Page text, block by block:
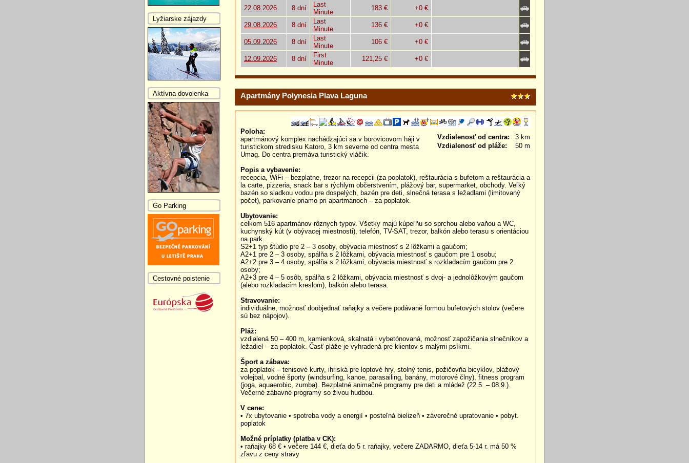
22.08.2026 8 dní
Last
Minute
183 € +0 €
29.08.2026 8 dní
Last
Minute
136 € +0 €
05.09.2026 8 dní
Last
Minute
106 € +0 €
12.09.2026 8 dní
First
Minute
121,25 € +0 €
Apartmány Polynesia Plava Laguna
Vzdialenosť od centra:
3 km
Vzdialenosť od pláže:
50 m
Poloha:
apartmánový komplex nachádzajúci sa v borovicovom háji v
turistickom stredisku Katoro, 3 km severne od centra mesta
Umag. Do centra premáva turistický vláčik.
Popis a vybavenie:
recepcia, WiFi – bezplatne, trezor na recepcii (za poplatok), reštaurácia s bufetom a reštaurácia a
la carte, pizzeria, snack bar s rýchlym občerstvením, plážový bar, supermarket, obchody. Veľký
bazén so sladkou vodou pre dospelých, bazén pre deti, slnečná terasa s ležadlami (limitovaný
počet), parkovanie priamo pri apartmánoch – za poplatok.
Ubytovanie:
celkom 516 apartmánov rôznych typov. Všetky majú kúpeľňu so sprchou alebo vaňou a WC,
kuchynský kút (v obývacej miestnosti), telefón, TV-SAT, trezor, balkón alebo terasu s orientáciou
na park.
S2+1 typ štúdio pre 2 – 3 osoby, obývacia miestnosť s 2 lôžkami a gaučom;
A2+1 pre 2 – 3 osoby, spálňa s 2 lôžkami, obývacia miestnosť s gaučom pre 1 osobu;
A2+2 pre 3 – 4 osoby, spálňa s 2 lôžkami, obývacia miestnosť s rozkladacím gaučom pre 2
osoby;
A2+3 pre 4 – 5 osôb, spálňa s 2 lôžkami, obývacia miestnosť s dvoj- a jednolôžkovým gaučom
(alebo rozkladacím kreslom), balkón alebo terasa.
Stravovanie:
individuálne, možnosť doobjednať raňajky a večere podávané formou bufetových stolov (večere
sú bez nápojov).
Pláž:
vzdialená 50 – 400 m, kamienková, skalnatá i vybetónovaná, možnosť zapožičania slnečníkov a
ležadiel – za poplatok. Časť pláže je vyhradená pre klientov s malými psíkmi.
Šport a zábava:
za poplatok – tenisové kurty, ihriská pre loptové hry, stolný tenis, požičovňa bicyklov, plážový
volejbal, vodné športy (windsurfing, kanoe, parasailing, banány, motorové člny), fitness program
(joga, aquaerobic, zumba). Bezplatné animačné programy pre deti a mládež (22.5. – 08.9.).
Večerné zábavné programy so živou hudbou.
V cene:
• 7x ubytovanie • spotreba vody a energií • posteľná bielizeň • záverečné upratovanie • pobyt.
poplatok
Možné príplatky (platba v CK):
• raňajky 68 € • večere 144 €, dieťa do 5 r. raňajky, večere ZADARMO, dieťa 5-14 r. má 50 %
zľavu z ceny stravy
Lyžiarske zájazdy
Aktívna dovolenka
Go Parking
Cestovné poistenie